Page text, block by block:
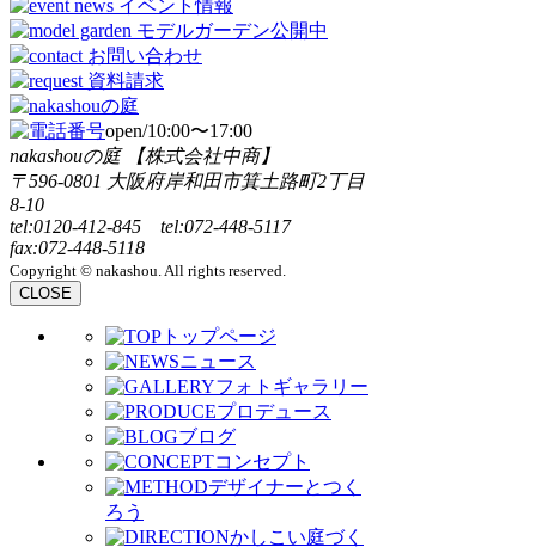
open/10:00〜17:00
nakashouの庭 【株式会社中商】
〒596-0801 大阪府岸和田市箕土路町2丁目
8-10
tel:0120-412-845 tel:072-448-5117
fax:072-448-5118
Copyright © nakashou. All rights reserved.
CLOSE
トップページ
ニュース
フォトギャラリー
プロデュース
ブログ
コンセプト
デザイナーとつく
ろう
かしこい庭づく